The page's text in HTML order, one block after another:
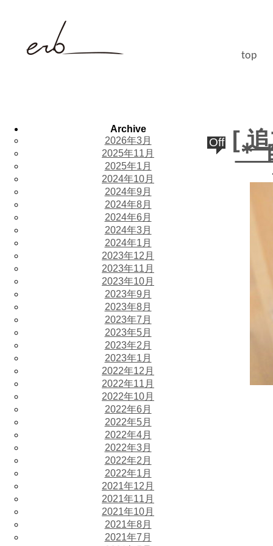
top
Off [
＊
Archive
2026年3月
2025年11月
2025年1月
2024年10月
2024年9月
2024年8月
2024年6月
2024年3月
2024年1月
2023年12月
2023年11月
2023年10月
2023年9月
2023年8月
2023年7月
2023年5月
2023年2月
2023年1月
2022年12月
2022年11月
2022年10月
2022年6月
2022年5月
2022年4月
2022年3月
2022年2月
2022年1月
2021年12月
2021年11月
2021年10月
2021年8月
2021年7月